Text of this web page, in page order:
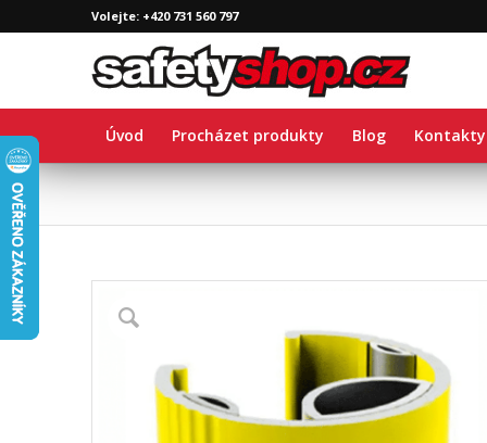
Volejte: +420 731 560 797
Úvod Procházet produkty Blog Kontakty